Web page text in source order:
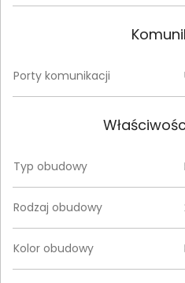
Porty komunikacji
Typ obudowy
Rodzaj obudowy
Kolor obudowy